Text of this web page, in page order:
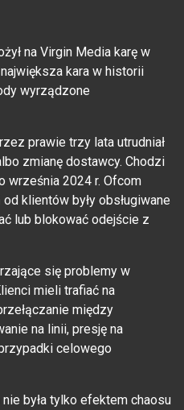
na Virgin Media karę w
kara w historii
wyrządzone
prawie trzy lata utrudniał
zmianę dostawcy. Chodzi
września 2024 r. Ofcom
klientów były obsługiwane
lub blokować odejście z
się problemy w
mieli trafiać na
między
na linii, presję na
celowego
była tylko efektem chaosu